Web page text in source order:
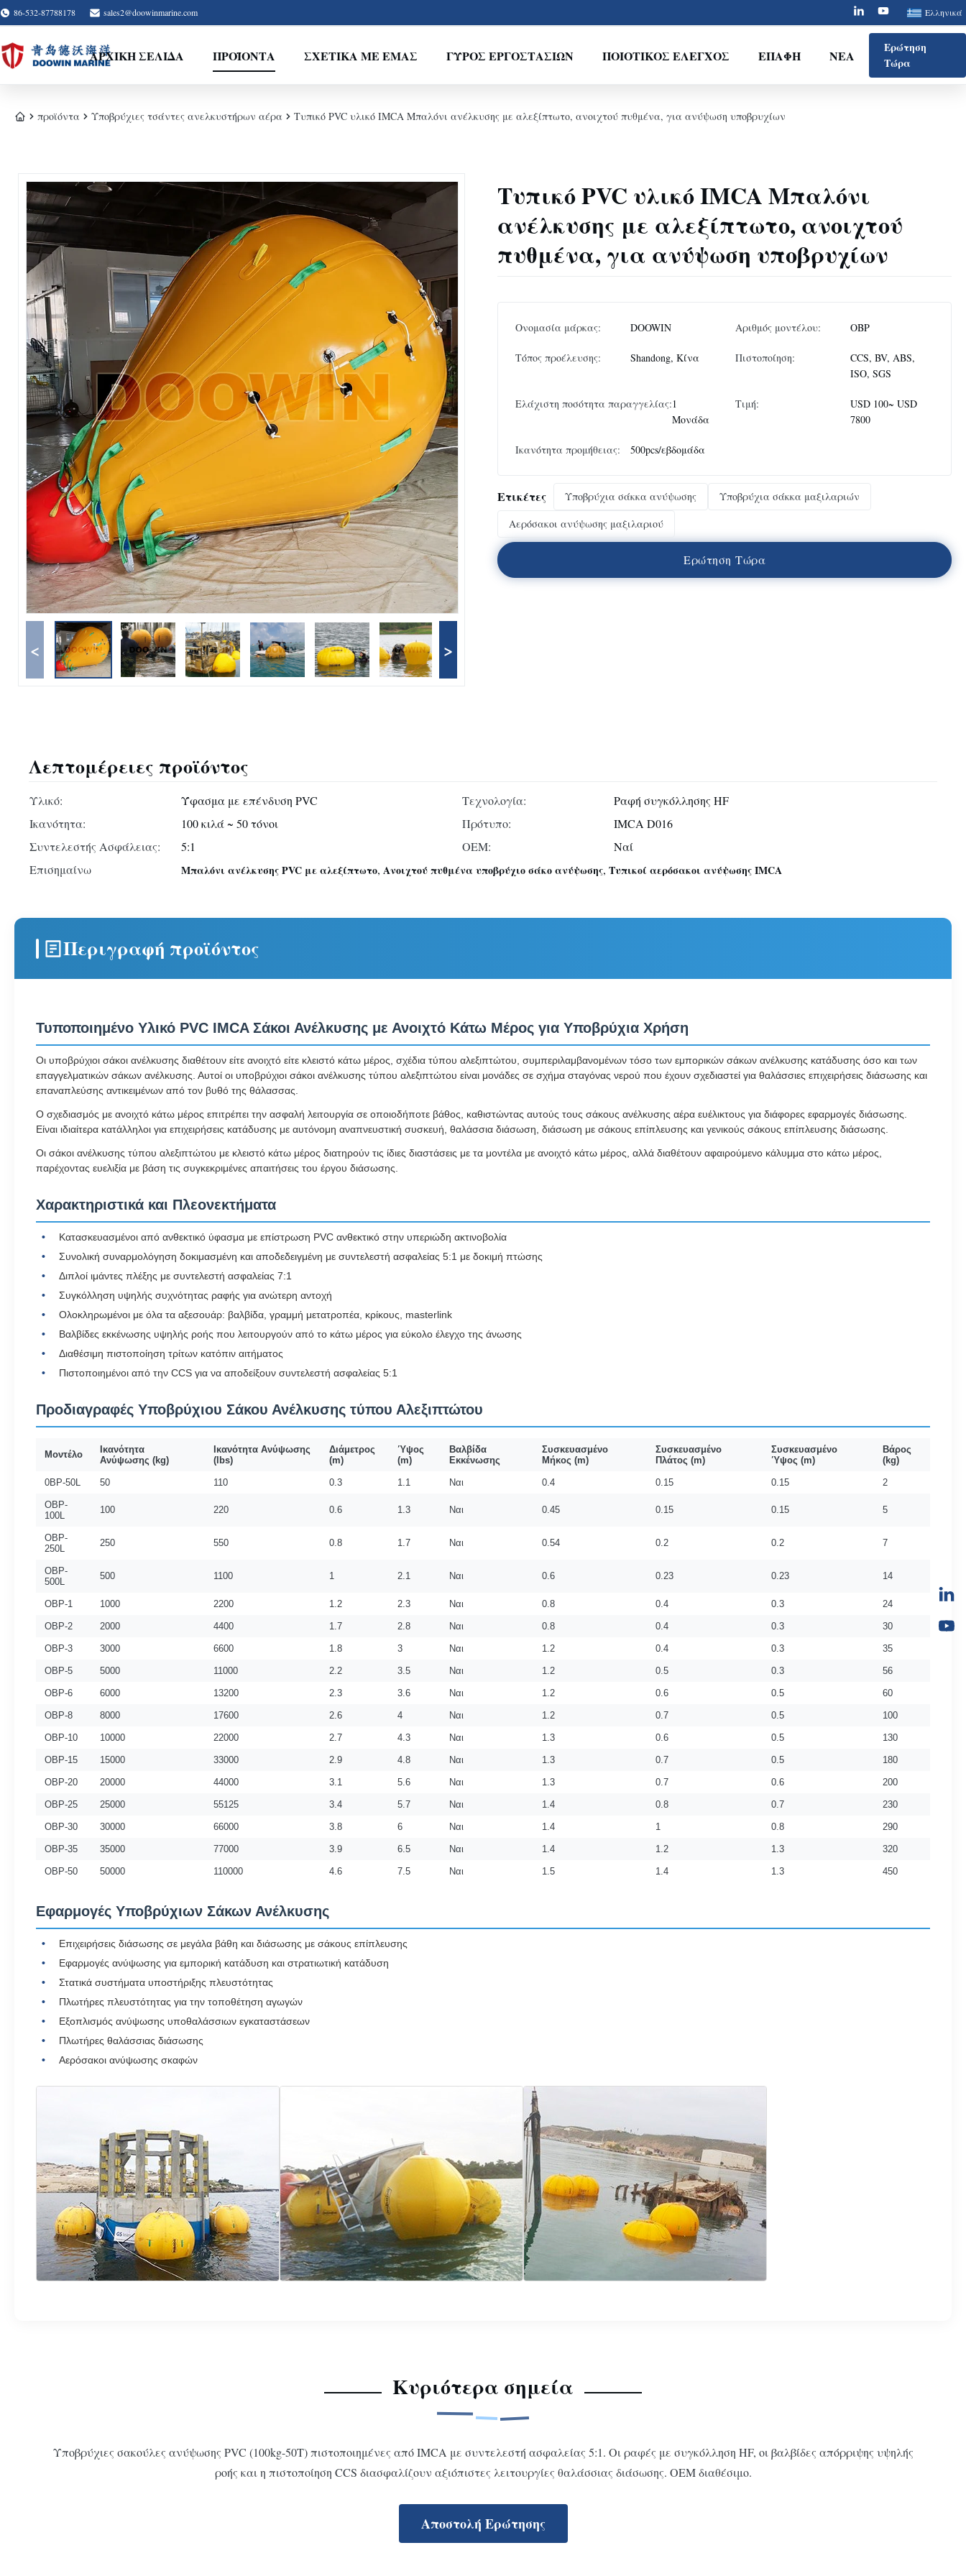
86-532-87788178 sales2@doowinmarine.com Ελληνικά
ΑΡΧΙΚΉ ΣΕΛΊΔΑ ΠΡΟΪΌΝΤΑ ΣΧΕΤΙΚΆ ΜΕ ΕΜΆΣ ΓΎΡΟΣ ΕΡΓΟΣΤΑΣΊΩΝ ΠΟΙΟΤΙΚΌΣ ΈΛΕΓΧΟΣ ΕΠΑΦΉ ΝΈΑ
Ερώτηση
Τώρα
προϊόντα Υποβρύχιες τσάντες ανελκυστήρων αέρα Τυπικό PVC υλικό IMCA Μπαλόνι ανέλκυσης με αλεξίπτωτο, ανοιχτού πυθμένα, για ανύψωση υποβρυχίων
< >
Τυπικό PVC υλικό IMCA Μπαλόνι
ανέλκυσης με αλεξίπτωτο, ανοιχτού
πυθμένα, για ανύψωση υποβρυχίων
Ονομασία μάρκας: DOOWIN Αριθμός μοντέλου: OBP
Τόπος προέλευσης: Shandong, Κίνα Πιστοποίηση:
CCS, BV, ABS,
ISO, SGS
Ελάχιστη ποσότητα παραγγελίας:1
Μονάδα
Τιμή:
USD 100~ USD
7800
Ικανότητα προμήθειας: 500pcs/εβδομάδα
Ετικέτες Υποβρύχια σάκκα ανύψωσης
Υποβρύχια σάκκα μαξιλαριών
Αερόσακοι ανύψωσης μαξιλαριού
Ερώτηση Τώρα
Λεπτομέρειες προϊόντος
Υλικό: Ύφασμα με επένδυση PVC Τεχνολογία:
Ραφή συγκόλλησης HF
Ικανότητα:
100 κιλά ~ 50 τόνοι Πρότυπο:
IMCA D016
Συντελεστής Ασφάλειας:
5:1 OEM:
Ναί
Επισημαίνω
Μπαλόνι ανέλκυσης PVC με αλεξίπτωτο, Ανοιχτού πυθμένα υποβρύχιο σάκο ανύψωσης, Τυπικοί αερόσακοι ανύψωσης IMCA
Περιγραφή προϊόντος
Τυποποιημένο Υλικό PVC IMCA Σάκοι Ανέλκυσης με Ανοιχτό Κάτω Μέρος για Υποβρύχια Χρήση
Οι υποβρύχιοι σάκοι ανέλκυσης διαθέτουν είτε ανοιχτό είτε κλειστό κάτω μέρος, σχέδια τύπου αλεξιπτώτου, συμπεριλαμβανομένων τόσο των εμπορικών σάκων ανέλκυσης κατάδυσης όσο και των
επαγγελματικών σάκων ανέλκυσης. Αυτοί οι υποβρύχιοι σάκοι ανέλκυσης τύπου αλεξιπτώτου είναι μονάδες σε σχήμα σταγόνας νερού που έχουν σχεδιαστεί για θαλάσσιες επιχειρήσεις διάσωσης και
επαναπλεύσης αντικειμένων από τον βυθό της θάλασσας.
Ο σχεδιασμός με ανοιχτό κάτω μέρος επιτρέπει την ασφαλή λειτουργία σε οποιοδήποτε βάθος, καθιστώντας αυτούς τους σάκους ανέλκυσης αέρα ευέλικτους για διάφορες εφαρμογές διάσωσης.
Είναι ιδιαίτερα κατάλληλοι για επιχειρήσεις κατάδυσης με αυτόνομη αναπνευστική συσκευή, θαλάσσια διάσωση, διάσωση με σάκους επίπλευσης και γενικούς σάκους επίπλευσης διάσωσης.
Οι σάκοι ανέλκυσης τύπου αλεξιπτώτου με κλειστό κάτω μέρος διατηρούν τις ίδιες διαστάσεις με τα μοντέλα με ανοιχτό κάτω μέρος, αλλά διαθέτουν αφαιρούμενο κάλυμμα στο κάτω μέρος,
παρέχοντας ευελιξία με βάση τις συγκεκριμένες απαιτήσεις του έργου διάσωσης.
Χαρακτηριστικά και Πλεονεκτήματα
Κατασκευασμένοι από ανθεκτικό ύφασμα με επίστρωση PVC ανθεκτικό στην υπεριώδη ακτινοβολία
Συνολική συναρμολόγηση δοκιμασμένη και αποδεδειγμένη με συντελεστή ασφαλείας 5:1 με δοκιμή πτώσης
Διπλοί ιμάντες πλέξης με συντελεστή ασφαλείας 7:1
Συγκόλληση υψηλής συχνότητας ραφής για ανώτερη αντοχή
Ολοκληρωμένοι με όλα τα αξεσουάρ: βαλβίδα, γραμμή μετατροπέα, κρίκους, masterlink
Βαλβίδες εκκένωσης υψηλής ροής που λειτουργούν από το κάτω μέρος για εύκολο έλεγχο της άνωσης
Διαθέσιμη πιστοποίηση τρίτων κατόπιν αιτήματος
Πιστοποιημένοι από την CCS για να αποδείξουν συντελεστή ασφαλείας 5:1
Προδιαγραφές Υποβρύχιου Σάκου Ανέλκυσης τύπου Αλεξιπτώτου
Μοντέλο
Ικανότητα
Ανύψωσης (kg)
Ικανότητα Ανύψωσης
(lbs)
Διάμετρος
(m)
Ύψος
(m)
Βαλβίδα
Εκκένωσης
Συσκευασμένο
Μήκος (m)
Συσκευασμένο
Πλάτος (m)
Συσκευασμένο
Ύψος (m)
Βάρος
(kg)
0BP-50L 50 110 0.3 1.1 Ναι 0.4 0.15 0.15 2
OBP-
100L
100 220 0.6 1.3 Ναι 0.45 0.15 0.15 5
OBP-
250L
250 550 0.8 1.7 Ναι 0.54 0.2 0.2 7
OBP-
500L
500 1100 1 2.1 Ναι 0.6 0.23 0.23 14
OBP-1 1000 2200 1.2 2.3 Ναι 0.8 0.4 0.3 24
OBP-2 2000 4400 1.7 2.8 Ναι 0.8 0.4 0.3 30
OBP-3 3000 6600 1.8 3 Ναι 1.2 0.4 0.3 35
OBP-5 5000 11000 2.2 3.5 Ναι 1.2 0.5 0.3 56
OBP-6 6000 13200 2.3 3.6 Ναι 1.2 0.6 0.5 60
OBP-8 8000 17600 2.6 4 Ναι 1.2 0.7 0.5 100
OBP-10 10000 22000 2.7 4.3 Ναι 1.3 0.6 0.5 130
OBP-15 15000 33000 2.9 4.8 Ναι 1.3 0.7 0.5 180
OBP-20 20000 44000 3.1 5.6 Ναι 1.3 0.7 0.6 200
OBP-25 25000 55125 3.4 5.7 Ναι 1.4 0.8 0.7 230
OBP-30 30000 66000 3.8 6 Ναι 1.4 1 0.8 290
OBP-35 35000 77000 3.9 6.5 Ναι 1.4 1.2 1.3 320
OBP-50 50000 110000 4.6 7.5 Ναι 1.5 1.4 1.3 450
Εφαρμογές Υποβρύχιων Σάκων Ανέλκυσης
Επιχειρήσεις διάσωσης σε μεγάλα βάθη και διάσωσης με σάκους επίπλευσης
Εφαρμογές ανύψωσης για εμπορική κατάδυση και στρατιωτική κατάδυση
Στατικά συστήματα υποστήριξης πλευστότητας
Πλωτήρες πλευστότητας για την τοποθέτηση αγωγών
Εξοπλισμός ανύψωσης υποθαλάσσιων εγκαταστάσεων
Πλωτήρες θαλάσσιας διάσωσης
Αερόσακοι ανύψωσης σκαφών
Κυριότερα σημεία
Υποβρύχιες σακούλες ανύψωσης PVC (100kg-50T) πιστοποιημένες από IMCA με συντελεστή ασφαλείας 5:1. Οι ραφές με συγκόλληση HF, οι βαλβίδες απόρριψης υψηλής
ροής και η πιστοποίηση CCS διασφαλίζουν αξιόπιστες λειτουργίες θαλάσσιας διάσωσης. OEM διαθέσιμο.
Αποστολή Ερώτησης